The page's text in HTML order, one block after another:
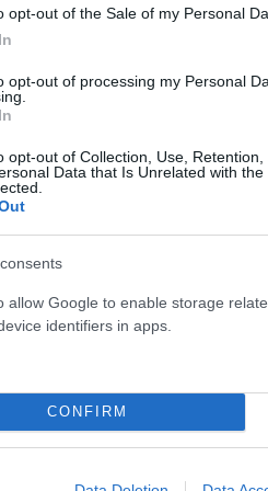
opt-out of the Sale of my Personal
opt-out of processing my Personal
opt-out of Collection, Use,
Data that Is Unrelated with
allow Google to enable storage
identifiers in apps.
CONFIRM
γιατρών, ενημέρωσαν τις
εστιατόριο όπου
εντόπισαν και
φαίνεται να
αρκετή ποσότητα
τα χειρότερα. Να
από πελάτες, με
συμπτώματα.